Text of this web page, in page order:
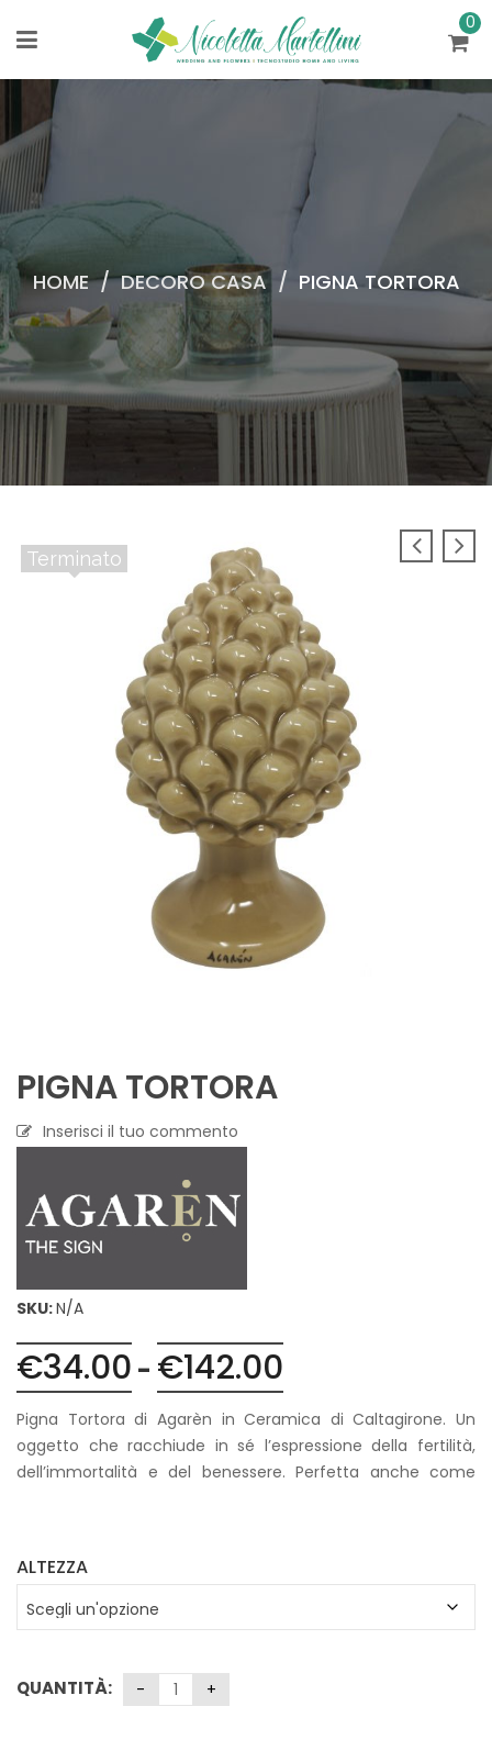
0
HOME / DECORO CASA / PIGNA TORTORA
Terminato
PIGNA TORTORA
Inserisci il tuo commento
SKU:N/A
€34.00 - €142.00
di
prezzo:
da
€34.00
Pigna Tortora di Agarèn in Ceramica di Caltagirone. Un
oggetto che racchiude in sé l’espressione della fertilità,
dell’immortalità e del benessere. Perfetta anche come
ALTEZZA
QUANTITÀ: